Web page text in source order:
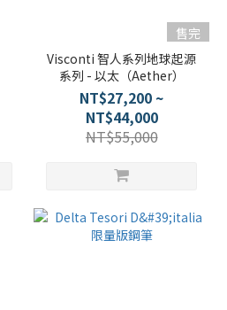
售完
Visconti 智人系列地球起源
系列 - 以太（Aether）
NT$27,200 ~
NT$44,000
NT$55,000